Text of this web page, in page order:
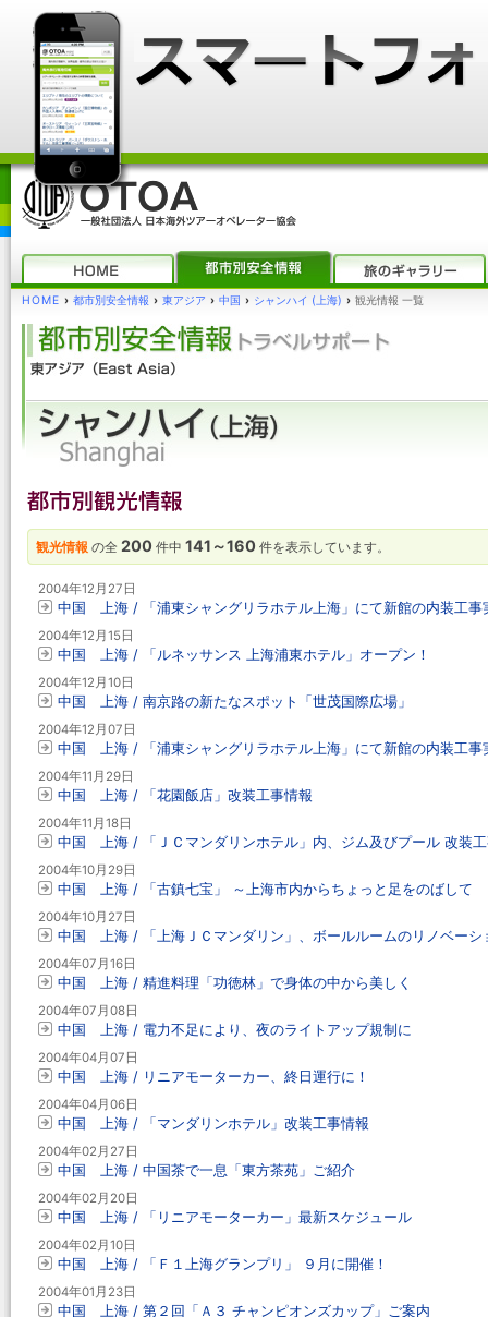
HOME › 都市別安全情報 › 東アジア › 中国 › シャンハイ (上海) › 観光情報 一覧
観光情報 の全 200 件中 141～160 件を表示しています。
2004年12月27日
中国 上海 / 「浦東シャングリラホテル上海」にて新館の内装工事
2004年12月15日
中国 上海 / 「ルネッサンス 上海浦東ホテル」オープン！
2004年12月10日
中国 上海 / 南京路の新たなスポット「世茂国際広場」
2004年12月07日
中国 上海 / 「浦東シャングリラホテル上海」にて新館の内装工事
2004年11月29日
中国 上海 / 「花園飯店」改装工事情報
2004年11月18日
中国 上海 / 「ＪＣマンダリンホテル」内、ジム及びプール 改装
2004年10月29日
中国 上海 / 「古鎮七宝」 ～上海市内からちょっと足をのばして
2004年10月27日
中国 上海 / 「上海ＪＣマンダリン」、ボールルームのリノベーシ
2004年07月16日
中国 上海 / 精進料理「功徳林」で身体の中から美しく
2004年07月08日
中国 上海 / 電力不足により、夜のライトアップ規制に
2004年04月07日
中国 上海 / リニアモーターカー、終日運行に！
2004年04月06日
中国 上海 / 「マンダリンホテル」改装工事情報
2004年02月27日
中国 上海 / 中国茶で一息「東方茶苑」ご紹介
2004年02月20日
中国 上海 / 「リニアモーターカー」最新スケジュール
2004年02月10日
中国 上海 / 「Ｆ１上海グランプリ」 ９月に開催！
2004年01月23日
中国 上海 / 第２回「Ａ３ チャンピオンズカップ」ご案内